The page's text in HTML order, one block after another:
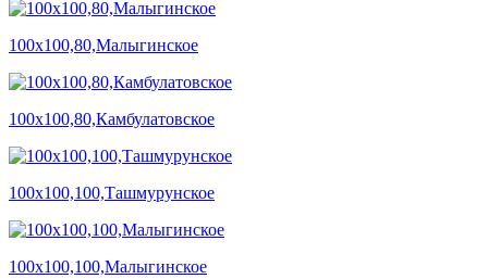
100х100,80,Малыгинское
100х100,80,Камбулатовское
100х100,100,Ташмурунское
100х100,100,Малыгинское